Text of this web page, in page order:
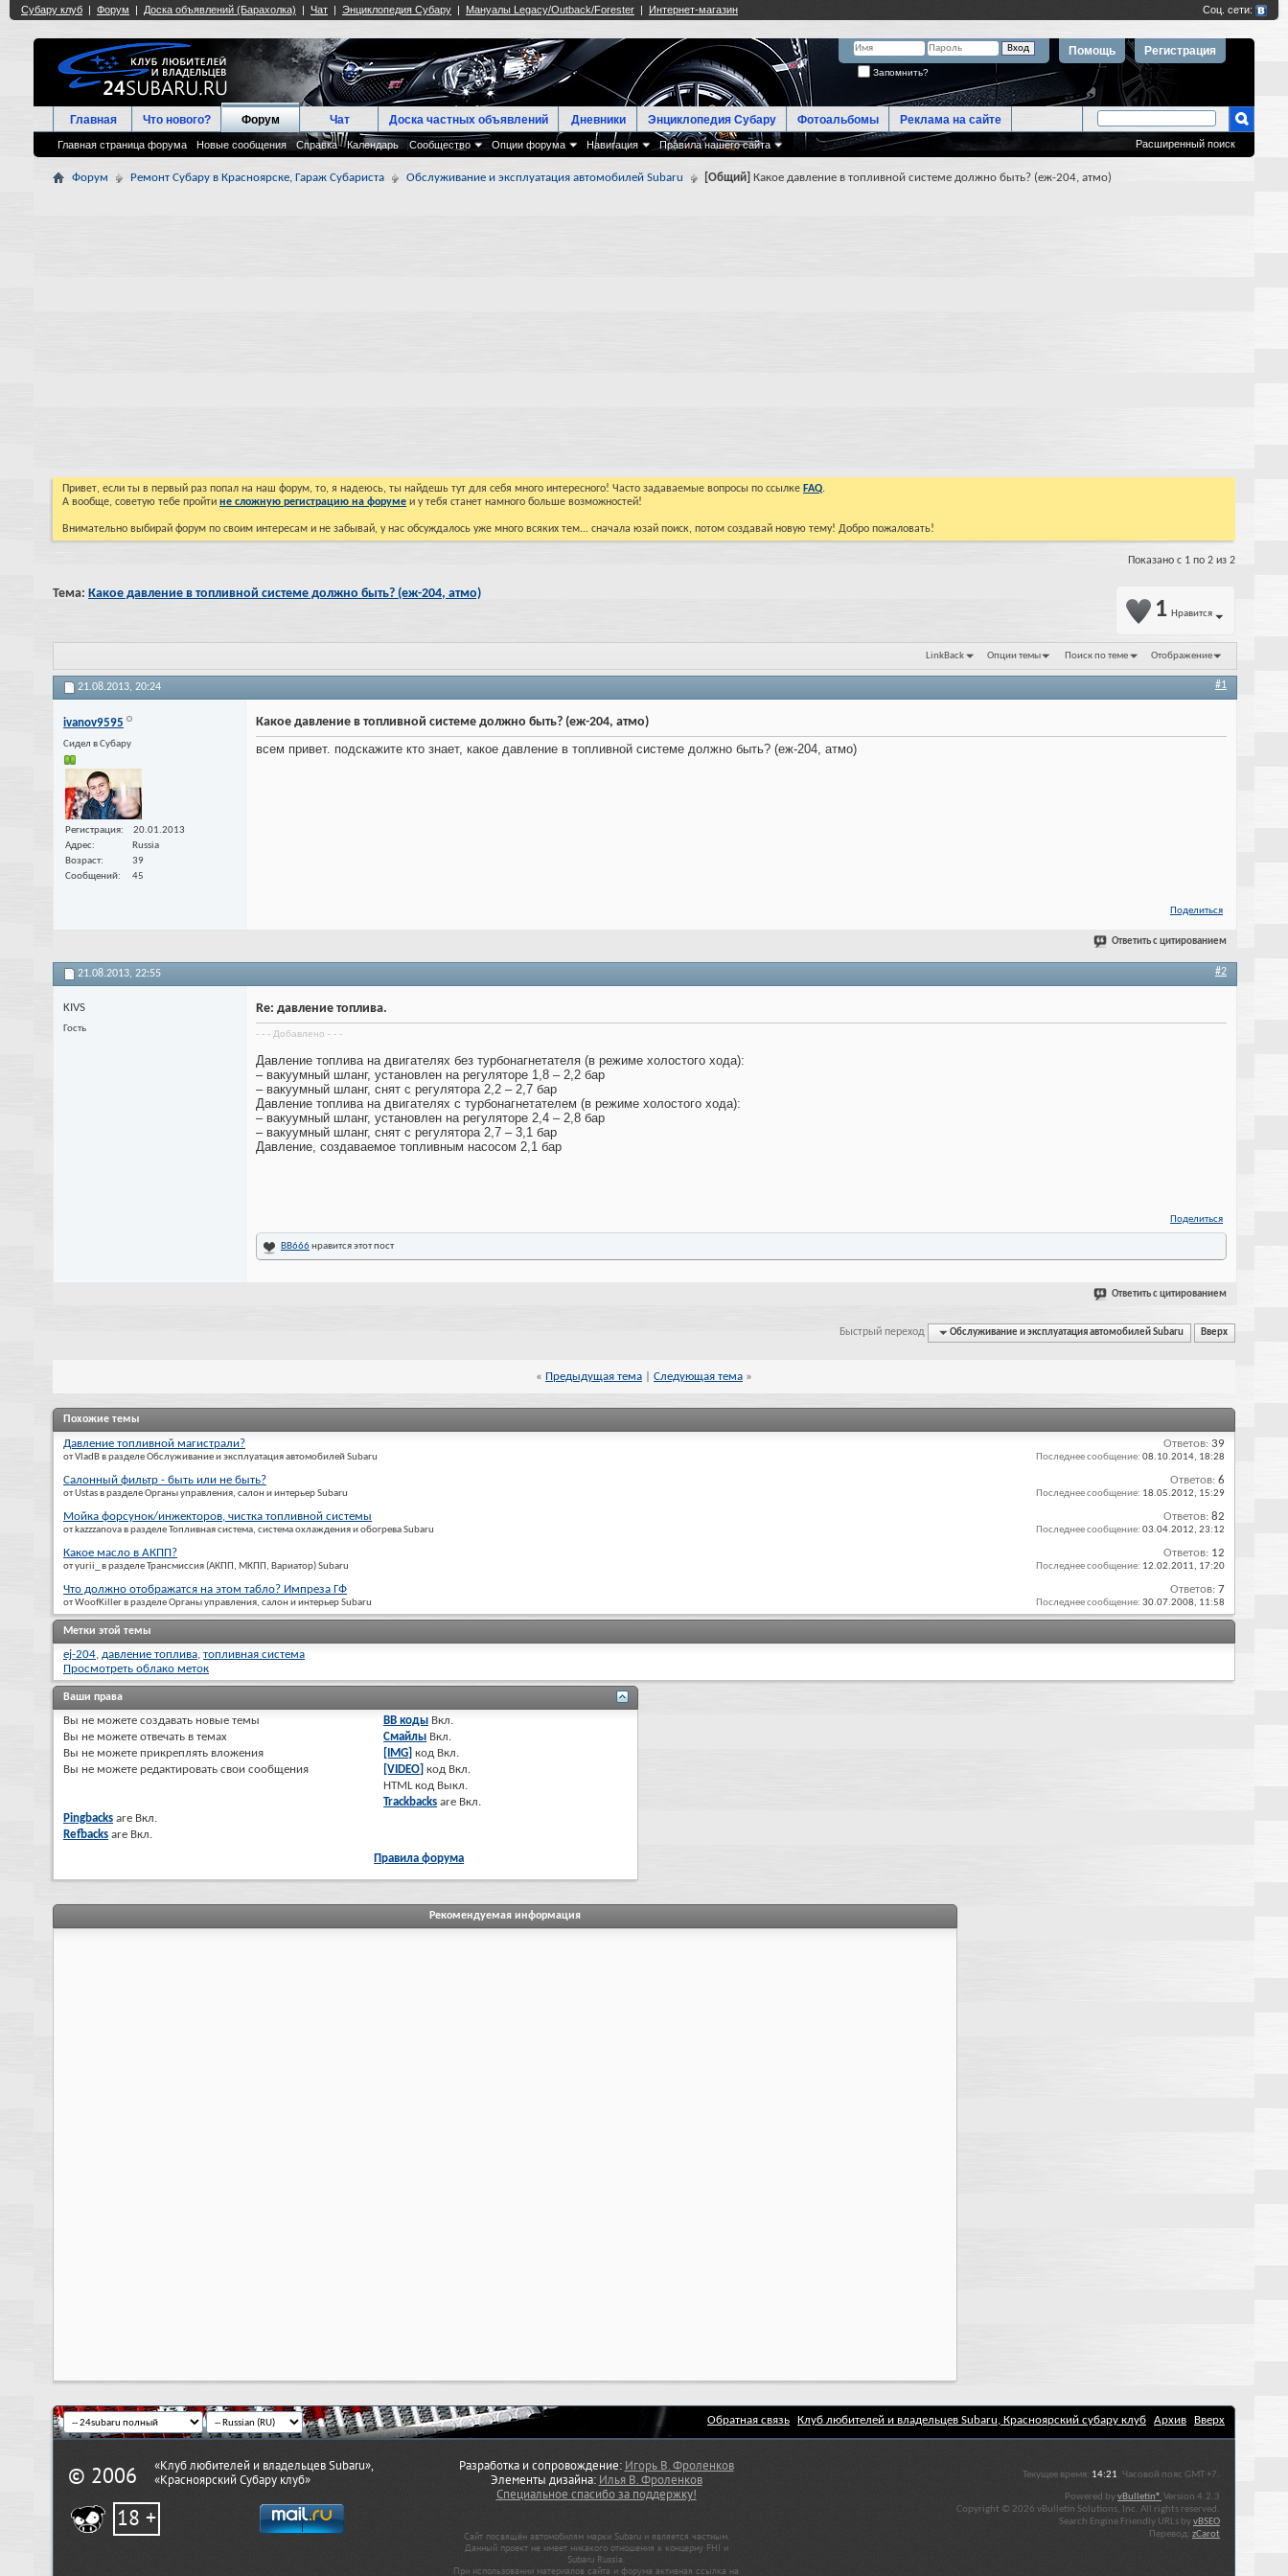
Регистрация
Помощь
Запомнить?
Главная Что нового? Форум
Главная страница форума Новые сообщения Справка Календарь Сообщество Опции форума Навигация Правила нашего сайта
Чат Доска частных объявлений Дневники Энциклопедия Субару Фотоальбомы Реклама на сайте
Расширенный поиск
Форум Ремонт Субару в Красноярске, Гараж Субариста Обслуживание и эксплуатация автомобилей Subaru [Общий] Какое давление в топливной системе должно быть? (еж-204, атмо)
Привет, если ты в первый раз попал на наш форум, то, я надеюсь, ты найдешь тут для себя много интересного! Часто задаваемые вопросы по ссылке FAQ.
А вообще, советую тебе пройти не сложную регистрацию на форуме и у тебя станет намного больше возможностей!
Внимательно выбирай форум по своим интересам и не забывай, у нас обсуждалось уже много всяких тем... сначала юзай поиск, потом создавай новую тему! Добро пожаловать!
Показано с 1 по 2 из 2
1 Нравится
Тема: Какое давление в топливной системе должно быть? (еж-204, атмо)
LinkBack Опции темы Поиск по теме Отображение
21.08.2013, 20:24 #1
ivanov9595
Cидел в Субару
Регистрация
20.01.2013
Адрес
Russia
Возраст
39
Сообщений
45
Какое давление в топливной системе должно быть? (еж-204, атмо)
всем привет. подскажите кто знает, какое давление в топливной системе должно быть? (еж-204, атмо)
Поделиться
Ответить с цитированием
21.08.2013, 22:55 #2
KIVS
Гость
Re: давление топлива.
- - - Добавлено - - -
Давление топлива на двигателях без турбонагнетателя (в режиме холостого хода):
– вакуумный шланг, установлен на регуляторе 1,8 – 2,2 бар
– вакуумный шланг, снят с регулятора 2,2 – 2,7 бар
Давление топлива на двигателях с турбонагнетателем (в режиме холостого хода):
– вакуумный шланг, установлен на регуляторе 2,4 – 2,8 бар
– вакуумный шланг, снят с регулятора 2,7 – 3,1 бар
Давление, создаваемое топливным насосом 2,1 бар
Поделиться
ВВ666нравится этот пост
Ответить с цитированием
Быстрый переход Обслуживание и эксплуатация автомобилей Subaru Вверх
« Предыдущая тема Следующая тема »
Похожие темы
Давление топливной магистрали?
от VladB в разделе Обслуживание и эксплуатация автомобилей Subaru
Ответов: 39
Последнее сообщение: 08.10.2014, 18:28
Салонный фильтр - быть или не быть?
от Ustas в разделе Органы управления, салон и интерьер Subaru
Ответов: 6
Последнее сообщение: 18.05.2012, 15:29
Мойка форсунок/инжекторов, чистка топливной системы
от kazzzanova в разделе Топливная система, система охлаждения и обогрева Subaru
Ответов: 82
Последнее сообщение: 03.04.2012, 23:12
Какое масло в АКПП?
от yurii_ в разделе Трансмиссия (АКПП, МКПП, Вариатор) Subaru
Ответов: 12
Последнее сообщение: 12.02.2011, 17:20
Что должно отображатся на этом табло? Импреза ГФ
от WoofKiller в разделе Органы управления, салон и интерьер Subaru
Ответов: 7
Последнее сообщение: 30.07.2008, 11:58
Метки этой темы
ej-204, давление топлива, топливная система
Просмотреть облако меток
Ваши права
Вы не можете создавать новые темы
Вы не можете отвечать в темах
Вы не можете прикреплять вложения
Вы не можете редактировать свои сообщения
BB коды Вкл.
Смайлы Вкл.
[IMG] код Вкл.
[VIDEO] код Вкл.
HTML код Выкл.
Trackbacks are Вкл.
Pingbacks are Вкл.
Refbacks are Вкл.
Правила форума
Рекомендуемая информация
Обратная связь Клуб любителей и владельцев Subaru, Красноярский субару клуб Архив Вверх
© 2006
«Клуб любителей и владельцев Subaru»,
«Красноярский Субару клуб»
18 +
Разработка и сопровождение: Игорь В. Фроленков
Элементы дизайна: Илья В. Фроленков
Специальное спасибо за поддержку!
Сайт посвящён автомобилям марки Subaru и является частным.
Данный проект не имеет никакого отношения к концерну FHI и
Subaru Russia.
При использовании материалов сайта и форума активная ссылка на
Текущее время: 14:21. Часовой пояс GMT +7.
Powered byvBulletin® Version 4.2.3
Copyright © 2026 vBulletin Solutions, Inc. All rights reserved.
Search Engine Friendly URLs byvBSEO
Перевод: zCarot